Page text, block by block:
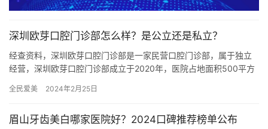
深圳欧芽口腔门诊部怎么样？是公立还是私立？
经查资料，深圳欧芽口腔门诊部是一家民营口腔门诊部，属于独立
经营，深圳欧芽口腔门诊部成立于2020年，医院占地面积500平方
全民爱美 2024年2月25日
眉山牙齿美白哪家医院好？2024口碑推荐榜单公布